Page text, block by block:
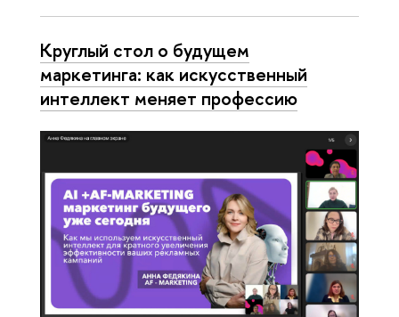
Круглый стол о будущем
маркетинга: как искусственный
интеллект меняет профессию